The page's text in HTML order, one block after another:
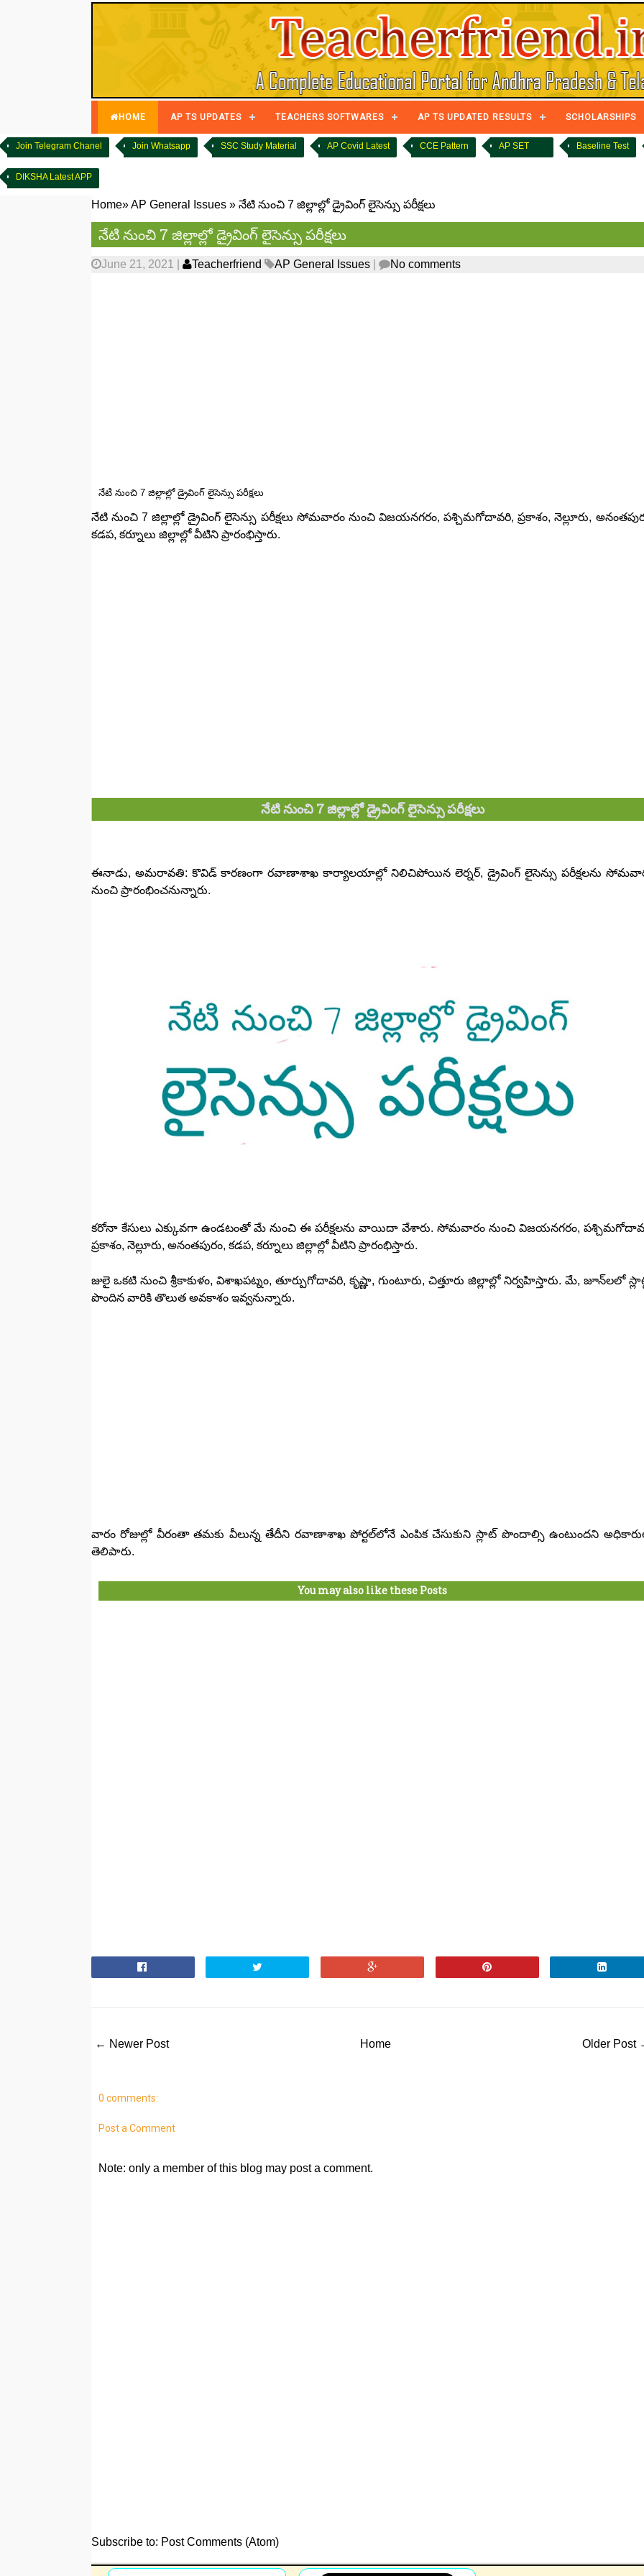
HOME AP TS UPDATES TEACHERS SOFTWARES AP TS UPDATED RESULTS SCHOLARSHIPS
Join Telegram Chanel Join Whatsapp SSC Study Material AP Covid Latest CCE Pattern AP SET Baseline Test
DIKSHA Latest APP
Home»AP General Issues » నేటి నుంచి 7 జిల్లాల్లో డ్రైవింగ్‌ లైసెన్సు పరీక్షలు
నేటి నుంచి 7 జిల్లాల్లో డ్రైవింగ్‌ లైసెన్సు పరీక్షలు
June 21, 2021 Teacherfriend AP General Issues| No comments
నేటి నుంచి 7 జిల్లాల్లో డ్రైవింగ్‌ లైసెన్సు పరీక్షలు
నేటి నుంచి 7 జిల్లాల్లో డ్రైవింగ్‌ లైసెన్సు పరీక్షలు సోమవారం నుంచి విజయనగరం, పశ్చిమగోదావరి, ప్రకాశం, నెల్లూరు,
కడప, కర్నూలు జిల్లాల్లో వీటిని ప్రారంభిస్తారు.
నేటి నుంచి 7 జిల్లాల్లో డ్రైవింగ్‌ లైసెన్సు పరీక్షలు
ఈనాడు, అమరావతి: కొవిడ్‌ కారణంగా రవాణాశాఖ కార్యాలయాల్లో నిలిచిపోయిన లెర్నర్‌, డ్రైవింగ్‌ లైసెన్సు పరీక్షలను
నుంచి ప్రారంభించనున్నారు.
కరోనా కేసులు ఎక్కువగా ఉండటంతో మే నుంచి ఈ పరీక్షలను వాయిదా వేశారు. సోమవారం నుంచి విజయనగరం,
ప్రకాశం, నెల్లూరు, అనంతపురం, కడప, కర్నూలు జిల్లాల్లో వీటిని ప్రారంభిస్తారు.
జులై ఒకటి నుంచి శ్రీకాకుళం, విశాఖపట్నం, తూర్పుగోదావరి, కృష్ణా, గుంటూరు, చిత్తూరు జిల్లాల్లో నిర్వహిస్తారు. మే, జూన్‌లలో
పొందిన వారికి తొలుత అవకాశం ఇవ్వనున్నారు.
వారం రోజుల్లో వీరంతా తమకు వీలున్న తేదీని రవాణాశాఖ పోర్టల్‌లోనే ఎంపిక చేసుకుని స్లాట్‌ పొందాల్సి ఉంటుందని
తెలిపారు.
You may also like these Posts
← Newer Post Older Post
Home
0 comments:
Post a Comment
Note: only a member of this blog may post a comment.
Subscribe to: Post Comments (Atom)